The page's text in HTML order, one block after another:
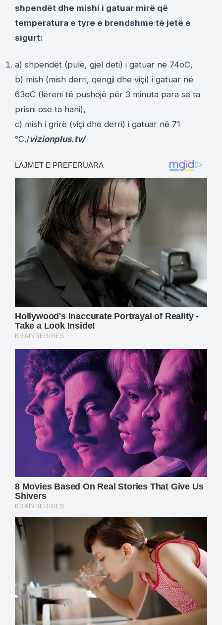
shpendët dhe mishi i gatuar mirë që
temperatura e tyre e brendshme të jetë e
sigurt:
a) shpendët (pulë, gjel deti) i gatuar në 74oC,
b) mish (mish derri, qengji dhe viçi) i gatuar në
63oC (lëreni të pushojë për 3 minuta para se ta
prisni ose ta hani),
c) mish i grirë (viçi dhe derri) i gatuar në 71
°C./vizionplus.tv/